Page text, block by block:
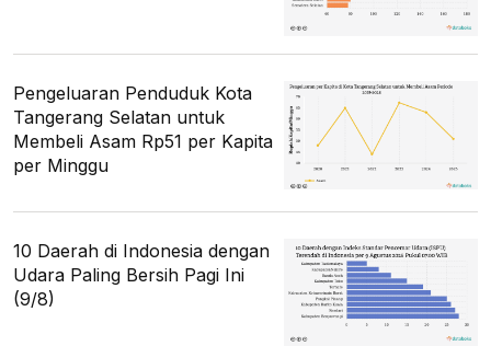
Pengeluaran Penduduk Kota
Tangerang Selatan untuk
Membeli Asam Rp51 per Kapita
per Minggu
10 Daerah di Indonesia dengan
Udara Paling Bersih Pagi Ini
(9/8)